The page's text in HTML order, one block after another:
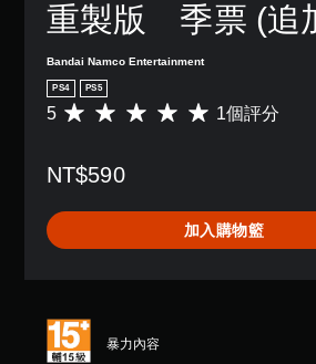
重製版　季票 (追
Bandai Namco Entertainment
PS4 PS5
平
分
5
顆
星
5
顆
5 1個評分
NT$590
加入購物籃
暴力內容